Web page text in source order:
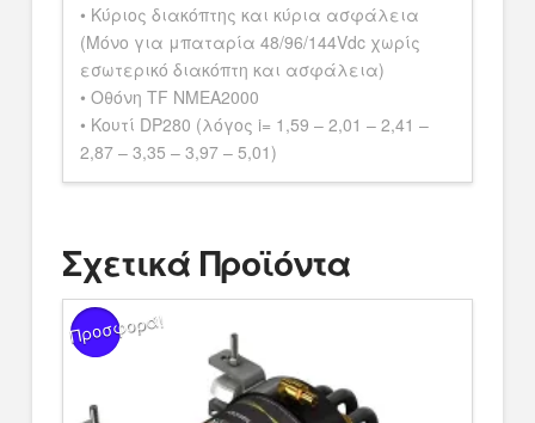
• Κύριος διακόπτης και κύρια ασφάλεια
(Μόνο για μπαταρία 48/96/144Vdc χωρίς
εσωτερικό διακόπτη και ασφάλεια)
• Οθόνη TF NMEA2000
• Κουτί DP280 (λόγος i= 1,59 – 2,01 – 2,41 –
2,87 – 3,35 – 3,97 – 5,01)
Σχετικά Προϊόντα
Προσφορά!